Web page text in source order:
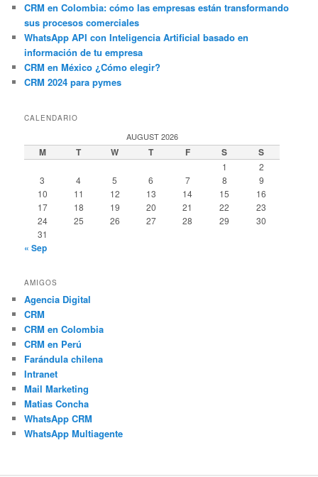
CRM en Colombia: cómo las empresas están transformando
sus procesos comerciales
WhatsApp API con Inteligencia Artificial basado en
información de tu empresa
CRM en México ¿Cómo elegir?
CRM 2024 para pymes
CALENDARIO
AUGUST 2026
M T W T F S S
1
2
3
4 5 6 7 8
9
10
11 12 13 14 15
16
17
18 19 20 21 22
23
24
25 26 27 28 29
30
31
« Sep
AMIGOS
Agencia Digital
CRM
CRM en Colombia
CRM en Perú
Farándula chilena
Intranet
Mail Marketing
Matias Concha
WhatsApp CRM
WhatsApp Multiagente